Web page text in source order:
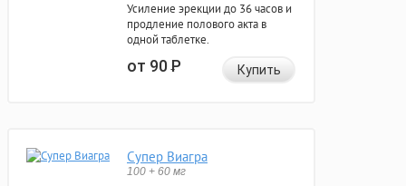
Усиление эрекции до 36 часов и
продление полового акта в
одной таблетке.
от 90Р Купить
Супер Виагра
100 + 60 мг